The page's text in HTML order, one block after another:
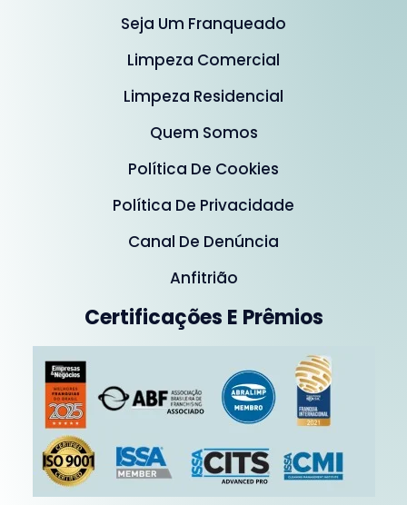
Seja Um Franqueado
Limpeza Comercial
Limpeza Residencial
Quem Somos
Política De Cookies
Política De Privacidade
Canal De Denúncia
Anfitrião
Certificações E Prêmios